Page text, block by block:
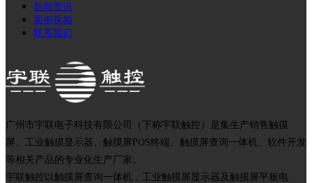
新闻资讯
案例视频
联系我们
广州市宇联电子科技有限公司（下称宇联触控）是集生产销售触摸
屏、工业触摸显示器、触摸屏POS终端、触摸屏查询一体机、软件开发
等相关产品的专业化生产厂家。
宇联触控以触摸屏查询一体机，工业触摸屏显示器及触摸屏平板电